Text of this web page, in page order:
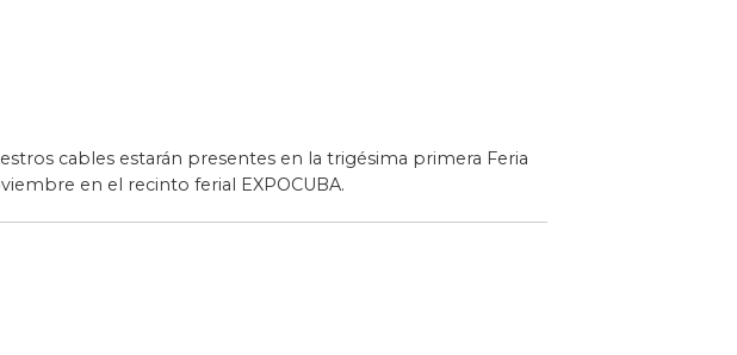
cables estarán presentes en la trigésima primera Feria
en el recinto ferial EXPOCUBA.